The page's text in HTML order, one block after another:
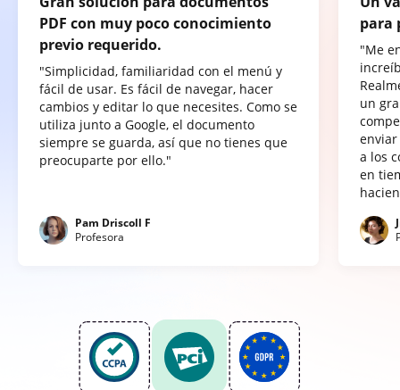
PDF con muy poco conocimiento
previo requerido.
"Simplicidad, familiaridad con el menú y
fácil de usar. Es fácil de navegar, hacer
cambios y editar lo que necesites. Como se
utiliza junto a Google, el documento
siempre se guarda, así que no tienes que
preocuparte por ello."
Pam Driscoll F
Profesora
para
"Me
un
a los
en